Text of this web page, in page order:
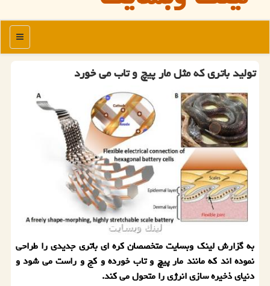
منو
تولید باتری که مثل مار پیچ و تاب می خورد
به گزارش لینک وبسایت متخصصان کره ای باتری جدیدی را طراحی
نموده اند که مانند مار پیچ و تاب خورده و کج و راست می شود و
دنیای ذخیره سازی انرژی را متحول می کند.